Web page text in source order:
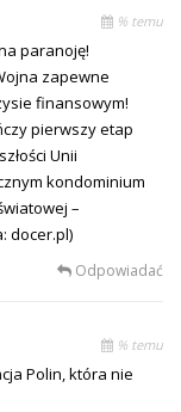
% temu
paranoję!
zapewne
finansowym!
pierwszy etap
Unii
kondominium
–
docer.pl)
Odpowiadać
% temu
Polin, która nie